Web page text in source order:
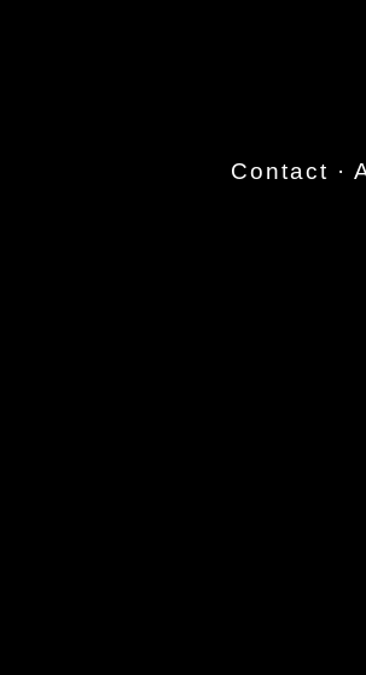
Contact ·